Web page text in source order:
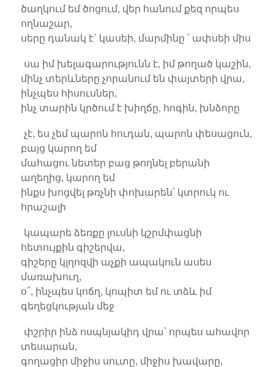
ծաղկում եմ ծոցում, վեր հանում քեզ որպես
ողնաշար,
սերը դանակ է` կասեի, մարմինը ՝ ափսեի միս
սա իմ խելագարությունն է, իմ թողած կաշին,
մինչ տերևները չորանում են փայտերի վրա,
ինչպես հիսուսներ,
ինչ տարին կրծում է խիղճը, հոգին, խնձորը
չէ, ես չեմ պարոն հուդան, պարոն փեսացուն,
բայց կարող եմ
մահացու նետեր բաց թողնել բերանի
աղեղից, կարող եմ
ինքս խոցվել թռչնի փոխարեն՝ կտրուկ ու
հրաշալի
կապարե ձեռքը լուսնի կշրմփացնի
հետույքին գիշերվա,
գիշերը կլղոզվի աչքի ապակուն ասես
մառախուղ,
օ՜, ինչպես կոճղ, կոպիտ եմ ու տձև իմ
գեղեցկության մեջ
փշրիր ինձ ոսպնյակիդ վրա՝ որպես ահավոր
տեսարան,
գողացիր միջիս սուտը, միջիս խավարը,